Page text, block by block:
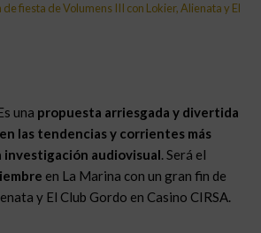
de fiesta de Volumens III con Lokier, Alienata y El
una propuesta arriesgada y divertida
las tendencias y corrientes más
investigación audiovisual. Será el
en La Marina con un gran fin de
y El Club Gordo en Casino CIRSA.